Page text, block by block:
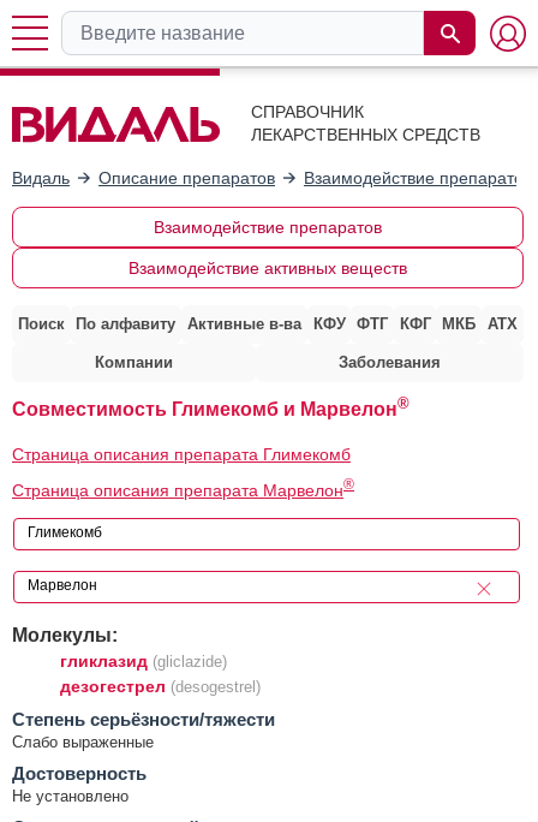
СПРАВОЧНИК
ЛЕКАРСТВЕННЫХ СРЕДСТВ
Видаль Описание препаратов Взаимодействие препаратов
Взаимодействие препаратов
Взаимодействие активных веществ
Поиск По алфавиту Активные в-ва КФУ ФТГ КФГ МКБ АТХ
Компании Заболевания
Совместимость Глимекомб и Марвелон®
Страница описания препарата Глимекомб
Страница описания препарата Марвелон®
Молекулы:
гликлазид (gliclazide)
дезогестрел (desogestrel)
Cтепень серьёзности/тяжести
Слабо выраженные
Достоверность
Не установлено